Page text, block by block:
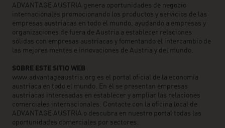
ADVANTAGE AUSTRIA genera oportunidades de negocio
internacionales promocionando los productos y servicios de las
empresas austriacas en todo el mundo, ayudando a empresas y
organizaciones de fuera de Austria a establecer relaciones
sólidas con empresas austriacas y fomentando el intercambio de
las mejores mentes e innovaciones de Austria y del mundo.
SOBRE ESTE SITIO WEB
www.advantageaustria.org es el portal oficial de la economía
austriaca en todo el mundo. En él se presentan empresas
austriacas interesadas en establecer y ampliar las relaciones
comerciales internacionales. Contacte con la oficina local de
ADVANTAGE AUSTRIA o descubra en nuestro portal todas las
oportunidades comerciales por sectores.